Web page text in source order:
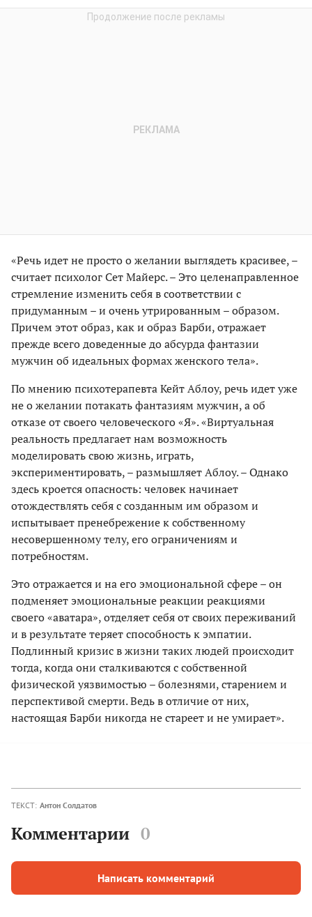
«Речь идет не просто о желании выглядеть красивее, –
считает психолог Сет Майерс. – Это целенаправленное
стремление изменить себя в соответствии с
придуманным – и очень утрированным – образом.
Причем этот образ, как и образ Барби, отражает
прежде всего доведенные до абсурда фантазии
мужчин об идеальных формах женского тела».
По мнению психотерапевта Кейт Аблоу, речь идет уже
не о желании потакать фантазиям мужчин, а об
отказе от своего человеческого «Я». «Виртуальная
реальность предлагает нам возможность
моделировать свою жизнь, играть,
экспериментировать, – размышляет Аблоу. – Однако
здесь кроется опасность: человек начинает
отождествлять себя с созданным им образом и
испытывает пренебрежение к собственному
несовершенному телу, его ограничениям и
потребностям.
Это отражается и на его эмоциональной сфере – он
подменяет эмоциональные реакции реакциями
своего «аватара», отделяет себя от своих переживаний
и в результате теряет способность к эмпатии.
Подлинный кризис в жизни таких людей происходит
тогда, когда они сталкиваются с собственной
физической уязвимостью – болезнями, старением и
перспективой смерти. Ведь в отличие от них,
настоящая Барби никогда не стареет и не умирает».
ТЕКСТ: Антон Солдатов
Комментарии 0
Написать комментарий